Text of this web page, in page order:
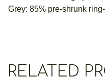
Grey: 85% pre-shrunk
RELATED